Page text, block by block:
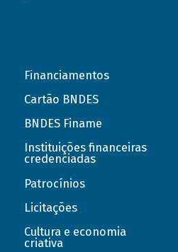
Financiamentos
Cartão BNDES
BNDES Finame
Instituições financeiras
credenciadas
Patrocínios
Licitações
Cultura e economia
criativa